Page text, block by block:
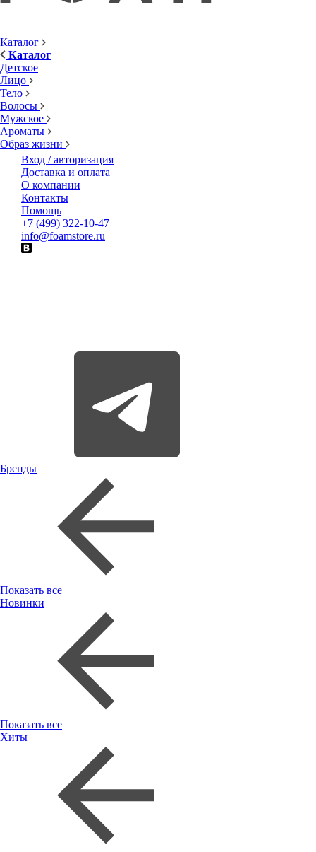
Каталог
Каталог
Детское
Лицо
Тело
Волосы
Мужское
Ароматы
Образ жизни
Вход / авторизация
Доставка и оплата
О компании
Контакты
Помощь
+7 (499) 322-10-47
info@foamstore.ru
Бренды
Показать все
Новинки
Показать все
Хиты